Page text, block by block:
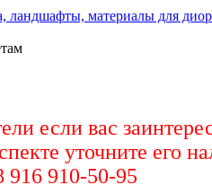
ландшафты, материалы для
если вас
уточните его
916 910-50-95